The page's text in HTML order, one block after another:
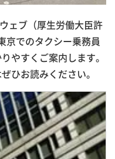
ェブ（厚生労働大臣許
京でのタクシー乗務員
やすくご案内します。
ひお読みください。